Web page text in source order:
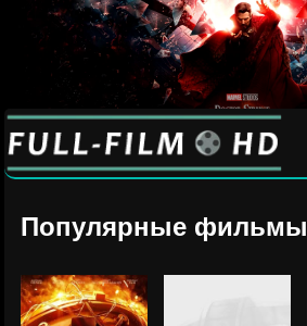
Популярные фильмы